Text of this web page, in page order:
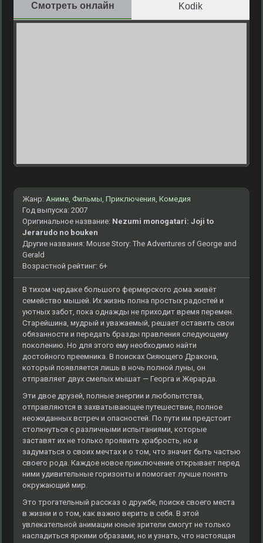
Смотреть онлайн Kodik
Жанр: Аниме, Фильмы, Приключения, Комедия
Год выпуска: 2007
Оригинальное название: Nezumi monogatari: Joji to
Jerarudo no bouken
Другие названия: Mouse Story: The Adventures of George and
Gerald
Возрастной рейтинг: 6+
В тихом чердаке большого фермерского дома живёт
семейство мышей. Их жизнь полна простых радостей и
уютных забот, пока однажды не приходит время перемен.
Старейшина, мудрый и уважаемый, решает оставить свои
обязанности и передать бразды правления следующему
поколению. Но для этого ему необходимо найти
достойного преемника. В поисках Сияющего Дракона,
который появляется лишь в ночь полной луны, он
отправляет двух смелых мышат — Георга и Жерарда.
Эти двое друзей, полные энергии и любопытства,
отправляются в захватывающее путешествие, полное
неожиданных встреч и опасностей. По пути им предстоит
столкнуться с различными испытаниями, которые
заставят их не только проявить храбрость, но и
задуматься о своих мечтах и о том, что значит быть частью
своего рода. Каждое новое приключение открывает перед
ними удивительные горизонты и помогает лучше понять
окружающий мир.
Это трогательный рассказ о дружбе, поиске своего места
в жизни и о том, как важно верить в себя. В этой
увлекательной анимации юные зрители смогут не только
насладиться яркими образами, но и узнать, что настоящая